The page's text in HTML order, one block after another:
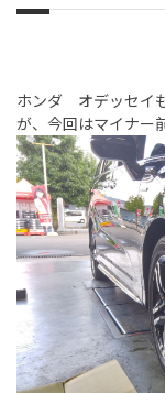
ホンダ オデッセイ
が、今回はマイナー